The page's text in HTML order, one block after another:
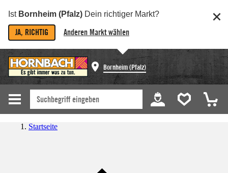
Ist Bornheim (Pfalz) Dein richtiger Markt?
JA, RICHTIG Anderen Markt wählen
Bornheim (Pfalz)
Startseite